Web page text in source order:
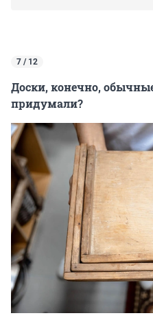
7 / 12
Доски, конечно,
придумали?